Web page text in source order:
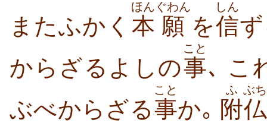
またふかく 本
ほん
願
ぐわん
を信
しん
からざるよしの事
こと
､ こ
ぶべからざる事
こと
か｡ 附
ふ ぶ